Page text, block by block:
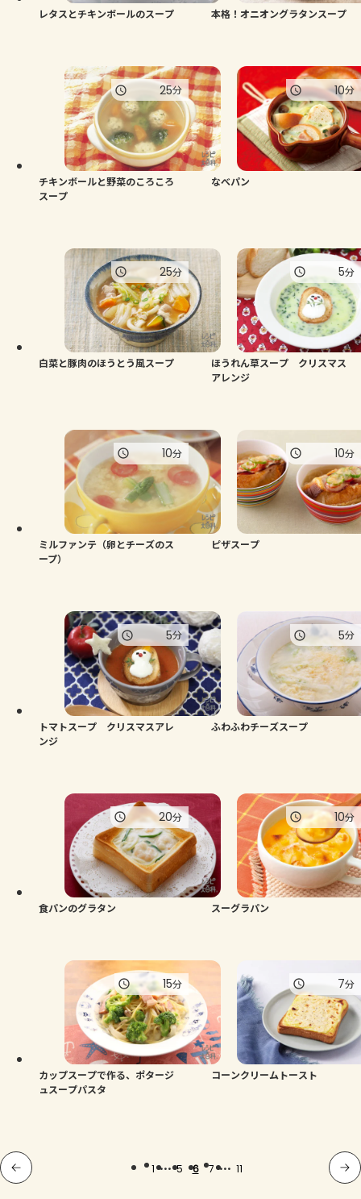
レタスとチキンボールのスープ 本格！オニオングラタンスープ
チキンボールと野菜のころころ
スープ
25分
なべパン
10分
白菜と豚肉のほうとう風スープ
25分
ほうれん草スープ クリスマス
アレンジ
5分
ミルファンテ（卵とチーズのス
ープ）
10分
ピザスープ
10分
トマトスープ クリスマスアレ
ンジ
5分
ふわふわチーズスープ
5分
食パンのグラタン
20分
スーグラパン
10分
カップスープで作る、ポタージ
ュスープパスタ
15分
コーンクリームトースト
7分
1 ... 5 6 7 ... 11